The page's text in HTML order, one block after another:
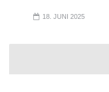
18. JUNI 2025